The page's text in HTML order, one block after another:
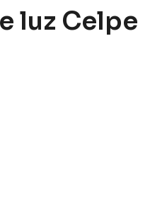
luz Celpe